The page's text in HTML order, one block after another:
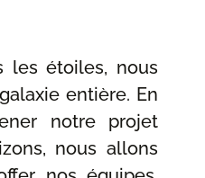
les étoiles, nous
entière. En
notre projet
nous allons